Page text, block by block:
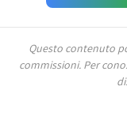
Questo contenuto
commissioni. Per